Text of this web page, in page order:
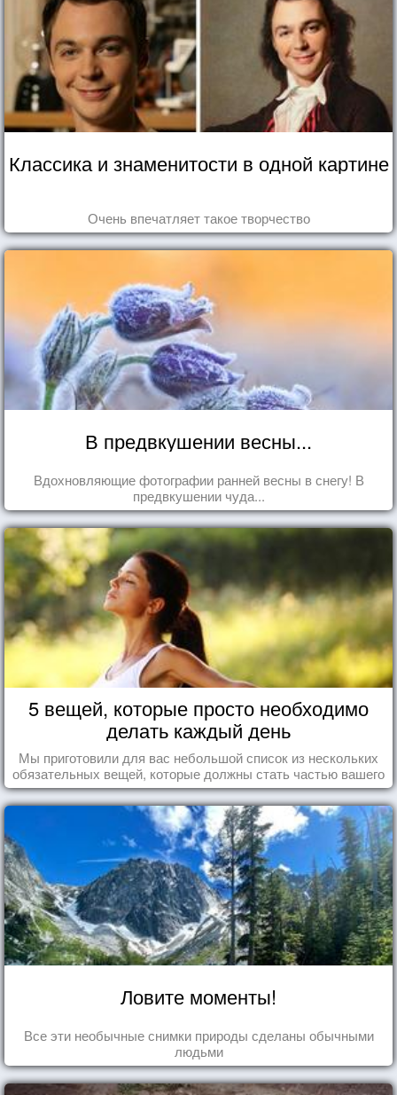
Классика и знаменитости в одной картине
Очень впечатляет такое творчество
В предвкушении весны...
Вдохновляющие фотографии ранней весны в снегу! В
предвкушении чуда...
5 вещей, которые просто необходимо
делать каждый день
Мы приготовили для вас небольшой список из нескольких
обязательных вещей, которые должны стать частью вашего
дня.
Ловите моменты!
Все эти необычные снимки природы сделаны обычными
людьми